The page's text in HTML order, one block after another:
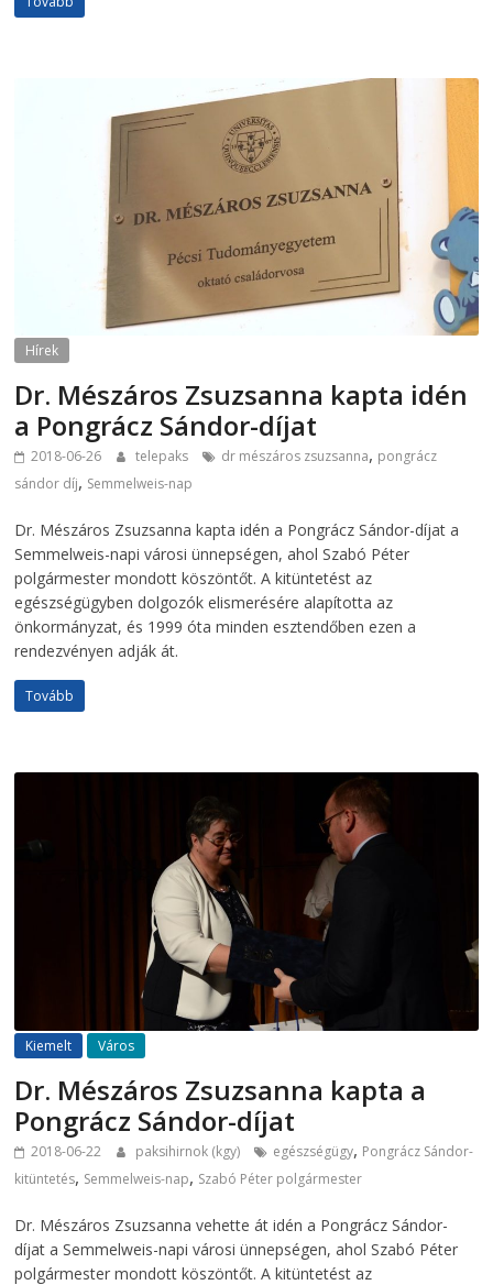
Hírek
Dr. Mészáros Zsuzsanna kapta idén
a Pongrácz Sándor-díjat
2018-06-26 telepaks dr mészáros zsuzsanna, pongrácz
sándor díj, Semmelweis-nap
Dr. Mészáros Zsuzsanna kapta idén a Pongrácz Sándor-díjat a
Semmelweis-napi városi ünnepségen, ahol Szabó Péter
polgármester mondott köszöntőt. A kitüntetést az
egészségügyben dolgozók elismerésére alapította az
önkormányzat, és 1999 óta minden esztendőben ezen a
rendezvényen adják át.
Tovább
Kiemelt Város
Dr. Mészáros Zsuzsanna kapta a
Pongrácz Sándor-díjat
2018-06-22 paksihirnok (kgy) egészségügy, Pongrácz Sándor-
kitüntetés, Semmelweis-nap, Szabó Péter polgármester
Dr. Mészáros Zsuzsanna vehette át idén a Pongrácz Sándor-
díjat a Semmelweis-napi városi ünnepségen, ahol Szabó Péter
polgármester mondott köszöntőt. A kitüntetést az